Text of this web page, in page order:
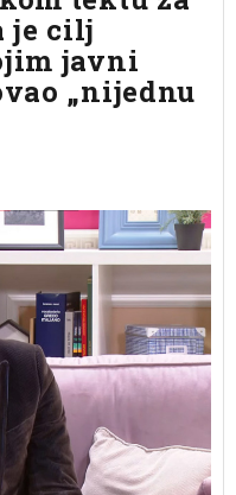
je cilj
javni
„nijednu